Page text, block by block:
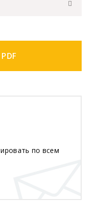
по всем